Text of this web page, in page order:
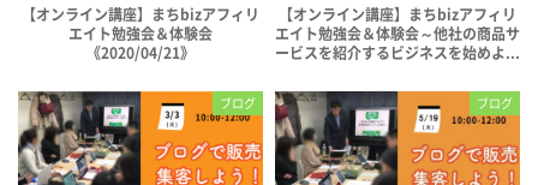
【オンライン講座】まちbizアフィリ
エイト勉強会＆体験会
《2020/04/21》
【オンライン講座】まちbizアフィリ
エイト勉強会＆体験会～他社の商品サ
ービスを紹介するビジネスを始めよ...
ブログ ブログ